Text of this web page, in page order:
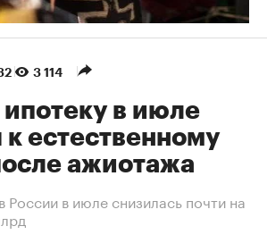
3 114
в июле
к естественному
ажиотажа
России в июле снизилась почти на